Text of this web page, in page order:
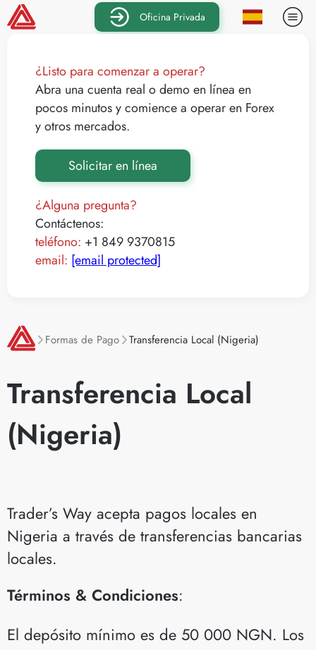
Oficina Privada
¿Listo para comenzar a operar?
Abra una cuenta real o demo en línea en
pocos minutos y comience a operar en Forex
y otros mercados.
Solicitar en línea
¿Alguna pregunta?
Contáctenos:
teléfono: +1 849 9370815
email: [email protected]
Formas de Pago Transferencia Local (Nigeria)
Transferencia Local
(Nigeria)
Trader’s Way acepta pagos locales en
Nigeria a través de transferencias bancarias
locales.
Términos & Condiciones:
El depósito mínimo es de 50 000 NGN. Los